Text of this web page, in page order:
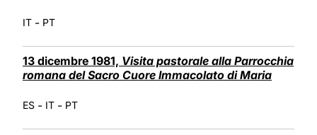
IT - PT
13 dicembre 1981, Visita pastorale alla Parrocchia
romana del Sacro Cuore Immacolato di Maria
ES - IT - PT